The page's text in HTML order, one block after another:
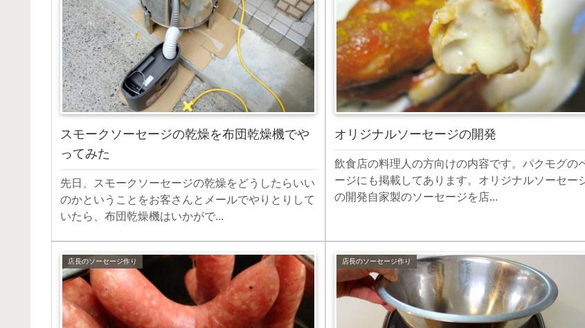
スモークソーセージの乾燥を布団乾燥機でや
ってみた
先日、スモークソーセージの乾燥をどうしたらいい
のかということをお客さんとメールでやりとりして
いたら、布団乾燥機はいかがで...
オリジナルソーセージの開発
飲食店の料理人の方向けの内容です。パクモグの
ージにも掲載してあります。オリジナルソーセー
の開発自家製のソーセージを店...
店長のソーセージ作り 店長のソーセージ作り